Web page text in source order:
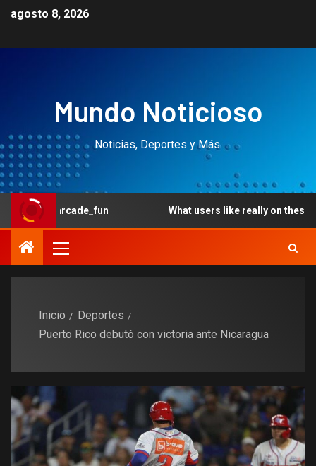
agosto 8, 2026
Mundo Noticioso
Noticias, Deportes y Más.
What users like really on these the brand
Inicio
Deportes
Puerto Rico debutó con victoria ante Nicaragua